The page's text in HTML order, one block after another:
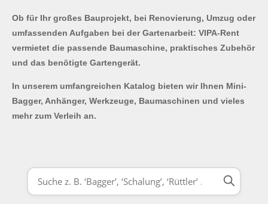
Ob für Ihr großes Bauprojekt, bei Renovierung, Umzug oder
umfassenden Aufgaben bei der Gartenarbeit: VIPA-Rent
vermietet die passende Baumaschine, praktisches Zubehör
und das benötigte Gartengerät.
In unserem umfangreichen Katalog bieten wir Ihnen Mini-
Bagger, Anhänger, Werkzeuge, Baumaschinen und vieles
mehr zum Verleih an.